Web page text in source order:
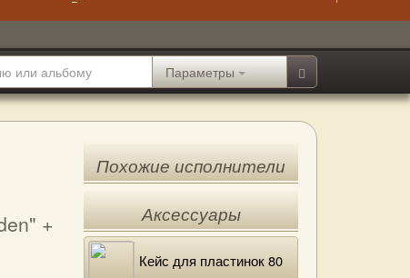
на свете. Роскошные композиции – настоящие
созданные гениальным и неповторимым
Параметры
+
Похожие исполнители
Аксессуары
Кейс для пластинок 80